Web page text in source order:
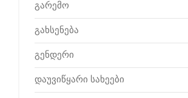
გარემო
გახსენება
გენდერი
დაუვიწყარი სახეები